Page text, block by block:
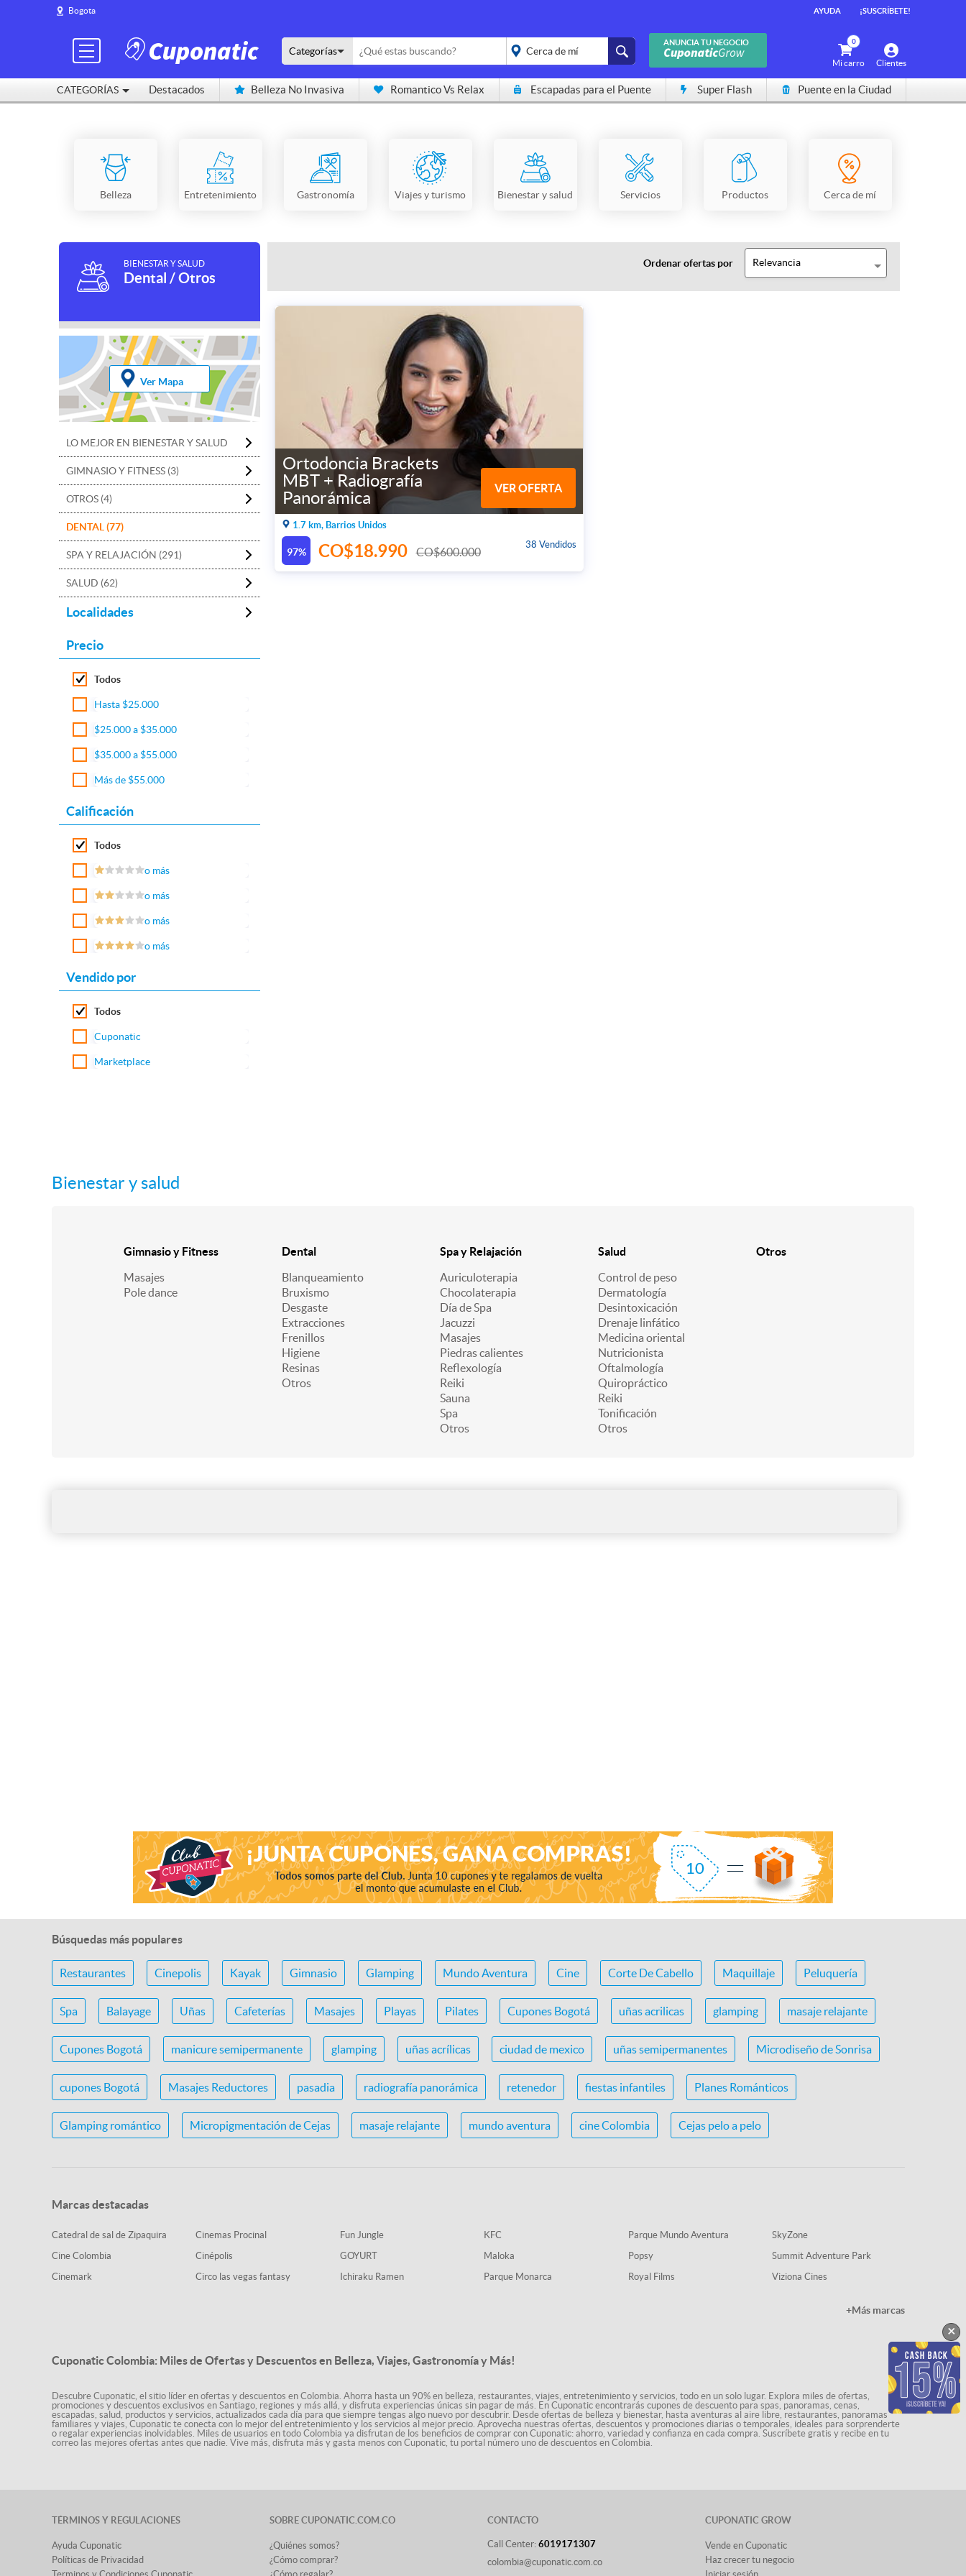
Bogota AYUDA ¡SUSCRÍBETE!
CATEGORÍAS
ANUNCIA TU NEGOCIO
Clientes
Categorías
placeholder="Todo el
0
Mi carro
Destacados Belleza No Invasiva Romantico Vs Relax Escapadas para el Puente Super Flash Puente en la Ciudad
Belleza Entretenimiento Gastronomía Viajes y turismo Bienestar y salud Servicios Productos Cerca de mí
BIENESTAR Y SALUD
Dental / Otros
Ver Mapa
LO MEJOR EN BIENESTAR Y SALUD
GIMNASIO Y FITNESS (3)
OTROS (4)
DENTAL (77)
SPA Y RELAJACIÓN (291)
SALUD (62)
Localidades
Precio
Todos
Hasta $25.000
$25.000 a $35.000
$35.000 a $55.000
Más de $55.000
Calificación
Todos
o más
o más
o más
o más
Vendido por
Todos
Cuponatic
Marketplace
Ordenar ofertas por Relevancia
Ortodoncia Brackets
MBT + Radiografía
Panorámica
VER OFERTA
1.7 km, Barrios Unidos
97%
38 Vendidos
CO$18.990 CO$600.000
Bienestar y salud
Gimnasio y Fitness
Masajes
Pole dance
Dental
Blanqueamiento
Bruxismo
Desgaste
Extracciones
Frenillos
Higiene
Resinas
Otros
Spa y Relajación
Auriculoterapia
Chocolaterapia
Día de Spa
Jacuzzi
Masajes
Piedras calientes
Reflexología
Reiki
Sauna
Spa
Otros
Salud
Control de peso
Dermatología
Desintoxicación
Drenaje linfático
Medicina oriental
Nutricionista
Oftalmología
Quiropráctico
Reiki
Tonificación
Otros
Otros
Búsquedas más populares
Restaurantes Cinepolis Kayak Gimnasio Glamping Mundo Aventura Cine Corte De Cabello Maquillaje Peluquería
Spa Balayage Uñas Cafeterías Masajes Playas Pilates Cupones Bogotá uñas acrilicas glamping masaje relajante
Cupones Bogotá manicure semipermanente glamping uñas acrílicas ciudad de mexico uñas semipermanentes Microdiseño de Sonrisa
cupones Bogotá Masajes Reductores pasadia radiografía panorámica retenedor fiestas infantiles Planes Románticos
Glamping romántico Micropigmentación de Cejas masaje relajante mundo aventura cine Colombia Cejas pelo a pelo
Marcas destacadas
Catedral de sal de Zipaquira
Cine Colombia
Cinemark
Cinemas Procinal
Cinépolis
Circo las vegas fantasy
Fun Jungle
GOYURT
Ichiraku Ramen
KFC
Maloka
Parque Monarca
Parque Mundo Aventura
Popsy
Royal Films
SkyZone
Summit Adventure Park
Viziona Cines
+Más marcas
Cuponatic Colombia: Miles de Ofertas y Descuentos en Belleza, Viajes, Gastronomía y Más!
Descubre Cuponatic, el sitio líder en ofertas y descuentos en Colombia. Ahorra hasta un 90% en belleza, restaurantes, viajes, entretenimiento y servicios, todo en un solo lugar. Explora miles de ofertas,
promociones y descuentos exclusivos en Santiago, regiones y más allá, y disfruta experiencias únicas sin pagar de más. En Cuponatic encontrarás cupones de descuento para spas, panoramas, cenas,
escapadas, salud, productos y servicios, actualizados cada día para que siempre tengas algo nuevo por descubrir. Desde ofertas de belleza y bienestar, hasta aventuras al aire libre, restaurantes, panoramas
familiares y viajes, Cuponatic te conecta con lo mejor del entretenimiento y los servicios al mejor precio. Aprovecha nuestras ofertas, descuentos y promociones diarias o temporales, ideales para sorprenderte
o regalar experiencias inolvidables. Miles de usuarios en todo Colombia ya disfrutan de los beneficios de comprar con Cuponatic: ahorro, variedad y confianza en cada compra. Suscríbete gratis y recibe en tu
correo las mejores ofertas antes que nadie. Vive más, disfruta más y gasta menos con Cuponatic, tu portal número uno de descuentos en Colombia.
TÉRMINOS Y REGULACIONES
Ayuda Cuponatic
Políticas de Privacidad
SOBRE CUPONATIC.COM.CO
¿Quiénes somos?
¿Cómo comprar?
CONTACTO
Call Center: 6019171307
colombia@cuponatic.com.co
CUPONATIC GROW
Vende en Cuponatic
Haz crecer tu negocio
×